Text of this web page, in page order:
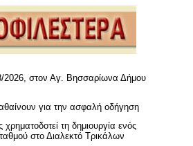
2026, στον Αγ. Βησσαρίωνα Δήμου
για την ασφαλή οδήγηση
τη δημιουργία ενός
στο Διαλεκτό Τρικάλων